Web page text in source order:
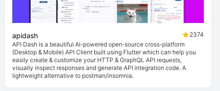
apidash
2374
API Dash is a beautiful AI-powered open-source cross-platform
(Desktop & Mobile) API Client built using Flutter which can help you
easily create & customize your HTTP & GraphQL API requests,
visually inspect responses and generate API integration code. A
lightweight alternative to postman/insomnia.